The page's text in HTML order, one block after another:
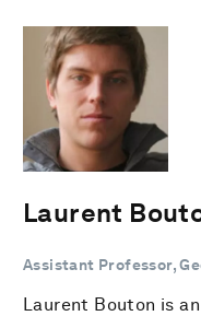
Laurent
Assistant Professor,
Laurent Bouton is